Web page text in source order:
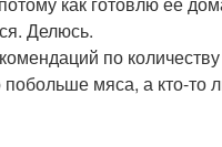
Делюсь.
по
мяса, а кто-то